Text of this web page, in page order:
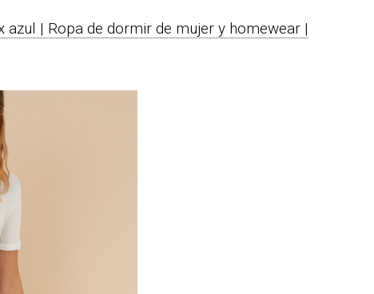
| Ropa de dormir de mujer y homewear |